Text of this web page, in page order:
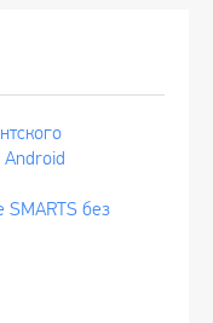
SMARTS без